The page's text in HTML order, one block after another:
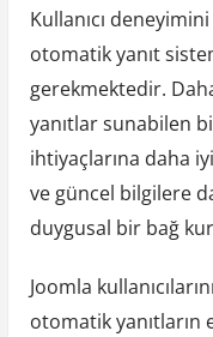
Kullanıcı
otomatik yanıt
gerekmektedir.
yanıtlar sunabilen
ihtiyaçlarına daha
ve güncel bilgilere
duygusal bir bağ
Joomla
otomatik yanıtların